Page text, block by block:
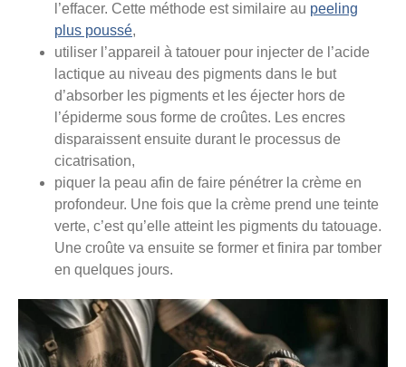
l’effacer. Cette méthode est similaire au peeling
plus poussé,
utiliser l’appareil à tatouer pour injecter de l’acide
lactique au niveau des pigments dans le but
d’absorber les pigments et les éjecter hors de
l’épiderme sous forme de croûtes. Les encres
disparaissent ensuite durant le processus de
cicatrisation,
piquer la peau afin de faire pénétrer la crème en
profondeur. Une fois que la crème prend une teinte
verte, c’est qu’elle atteint les pigments du tatouage.
Une croûte va ensuite se former et finira par tomber
en quelques jours.